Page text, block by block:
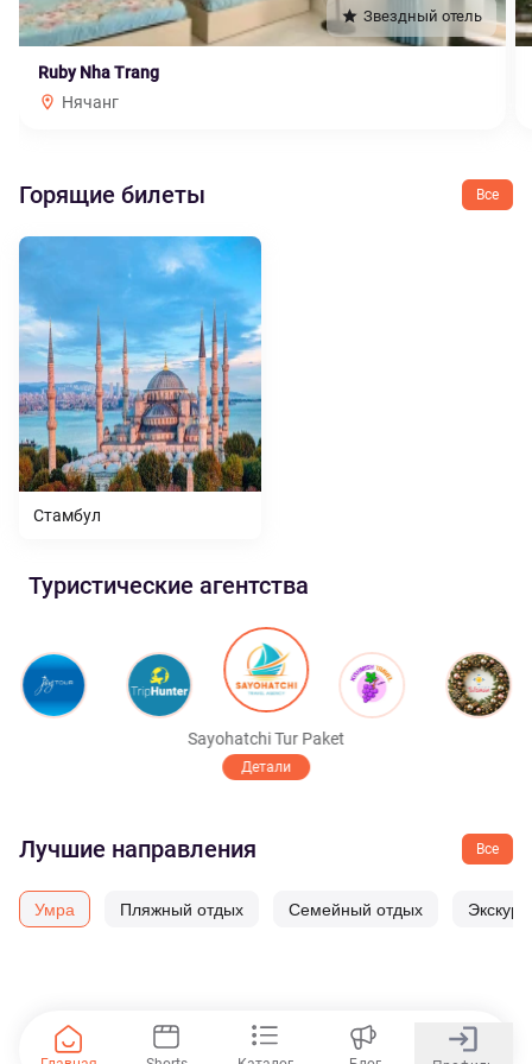
Звездный отель
Ruby Nha Trang
Нячанг
Горящие билеты Все
Стамбул
Туристические агентства
Sayohatchi Tur Paket
Детали
Лучшие направления Все
Умра Пляжный отдых Семейный отдых